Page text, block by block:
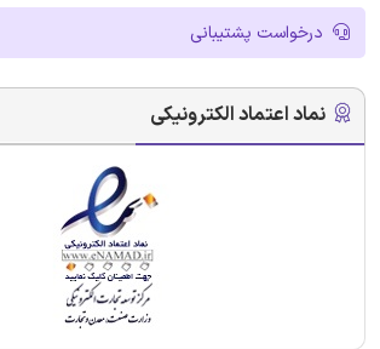
درخواست پشتیبانی
نماد اعتماد الکترونیکی